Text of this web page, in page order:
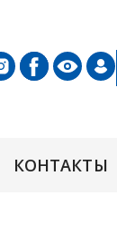
КОНТАКТЫ